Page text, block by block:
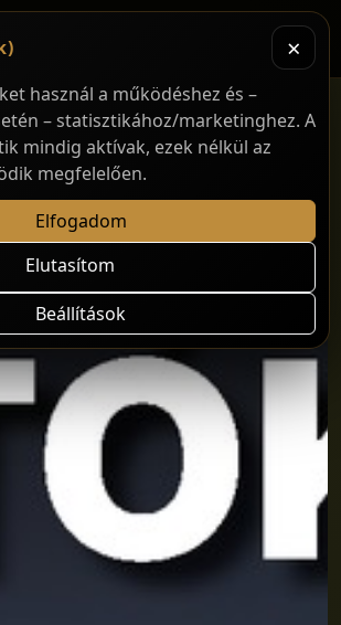
×
használ a működéshez és –
– statisztikához/marketinghez. A
mindig aktívak, ezek nélkül az
megfelelően.
Elfogadom
Elutasítom
Beállítások